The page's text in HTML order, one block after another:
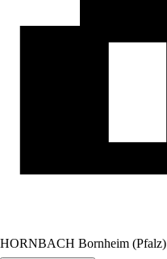
HORNBACH Bornheim (Pfalz)